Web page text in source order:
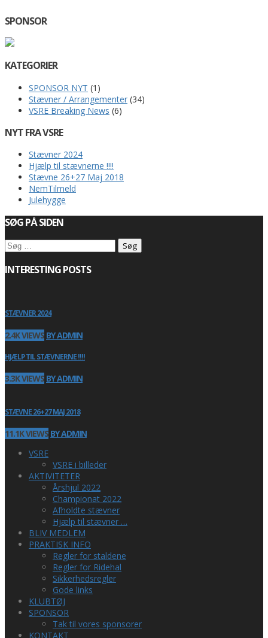
SPONSOR
KATEGORIER
SPONSOR NYT (1)
Stævner / Arrangementer (34)
VSRE Breaking News (6)
NYT FRA VSRE
Stævner 2024
Hjælp til stævnerne !!!!
Stævne 26+27 Maj 2018
NemTilmeld
Julehygge
SØG PÅ SIDEN
Søg
efter:
INTERESTING POSTS
STÆVNER 2024
2.4K VIEWS BY ADMIN
HJÆLP TIL STÆVNERNE !!!!
3.3K VIEWS BY ADMIN
STÆVNE 26+27 MAJ 2018
11.1K VIEWS BY ADMIN
VSRE
VSRE i billeder
AKTIVITETER
Årshjul 2022
Championat 2022
Afholdte stævner
Hjælp til stævner …
BLIV MEDLEM
PRAKTISK INFO
Regler for staldene
Regler for Ridehal
Sikkerhedsregler
Gode links
KLUBTØJ
SPONSOR
Tak til vores sponsorer
KONTAKT